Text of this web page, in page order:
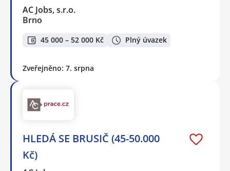
AC Jobs, s.r.o.
Brno
45 000 – 52 000 Kč Plný úvazek
Zveřejněno: 7. srpna
HLEDÁ SE BRUSIČ (45-50.000
Kč)